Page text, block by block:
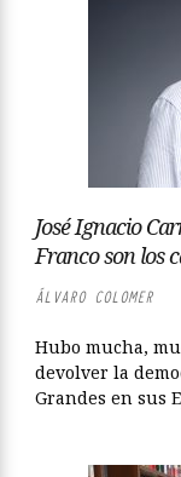
José Ignacio
Franco son los
ÁLVARO COLOMER
Hubo mucha,
devolver la
Grandes en sus